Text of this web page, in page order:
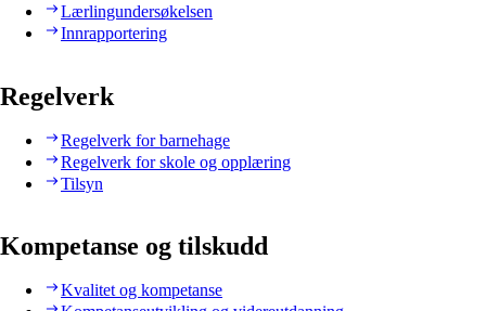
Lærlingundersøkelsen
Innrapportering
Regelverk
Regelverk for barnehage
Regelverk for skole og opplæring
Tilsyn
Kompetanse og tilskudd
Kvalitet og kompetanse